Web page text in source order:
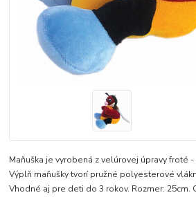
Maňuška je vyrobená z velúrovej úpravy froté
Výplň maňušky tvorí pružné polyesterové
Vhodné aj pre deti do 3 rokov. Rozmer: 25cm.